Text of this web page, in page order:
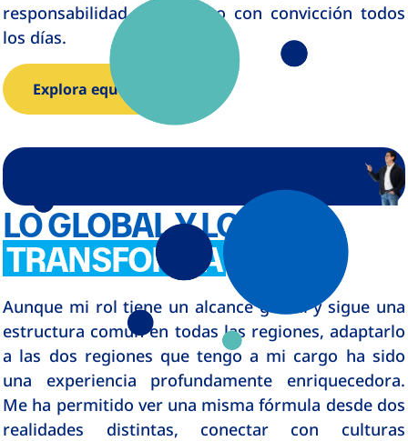
responsabilidad que asumo con convicción todos
los días.
Explora equipos
LO GLOBAL Y LOCAL
TRANSFORMA
Aunque mi rol tiene un alcance global y sigue una
estructura común en todas las regiones, adaptarlo
a las dos regiones que tengo a mi cargo ha sido
una experiencia profundamente enriquecedora.
Me ha permitido ver una misma fórmula desde dos
realidades distintas, conectar con culturas